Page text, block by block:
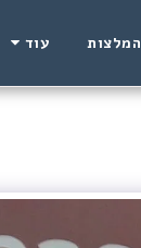
המלצות עוד